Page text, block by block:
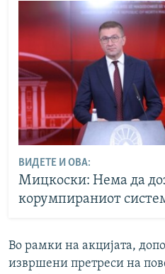
ВИДЕТЕ И ОВА:
Мицкоски: Нема да
корумпираниот
Во рамки на акцијата,
извршени претреси на